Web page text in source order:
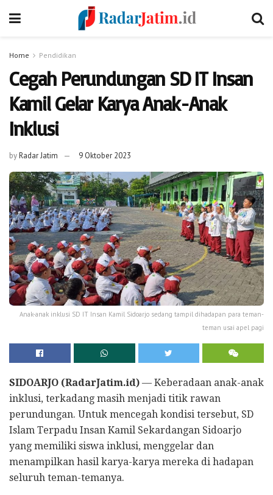
Home Pendidikan
Cegah Perundungan SD IT Insan
Kamil Gelar Karya Anak-Anak
Inklusi
byRadar Jatim 9 Oktober 2023
Anak-anak inklusi SD IT Insan Kamil Sidoarjo sedang tampil dihadapan para teman-
teman usai apel pagi
SIDOARJO (RadarJatim.id) — Keberadaan anak-anak
inklusi, terkadang masih menjadi titik rawan
perundungan. Untuk mencegah kondisi tersebut, SD
Islam Terpadu Insan Kamil Sekardangan Sidoarjo
yang memiliki siswa inklusi, menggelar dan
menampilkan hasil karya-karya mereka di hadapan
seluruh teman-temanya.